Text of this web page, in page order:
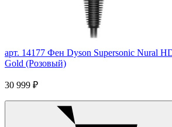
арт. 14177 Фен Dyson Supersonic Nural
Gold (Розовый)
30 999 ₽